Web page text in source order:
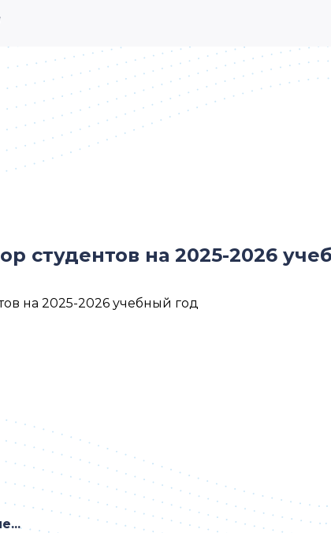
студентов на 2025-2026
на 2025-2026 учебный год